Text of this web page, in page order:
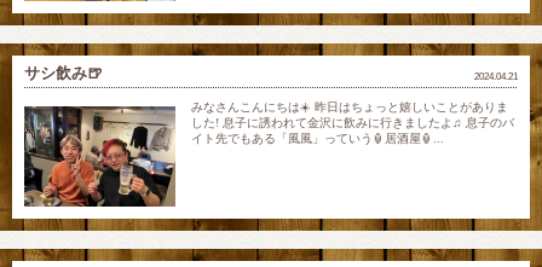
2024.04.21
サシ飲み🍺
みなさんこんにちは☀️ 昨日はちょっと嬉しいことがありま
した! 息子に誘われて金沢に飲みに行きましたよ♫ 息子のバ
イト先でもある「風風」っていう🏮居酒屋🏮...